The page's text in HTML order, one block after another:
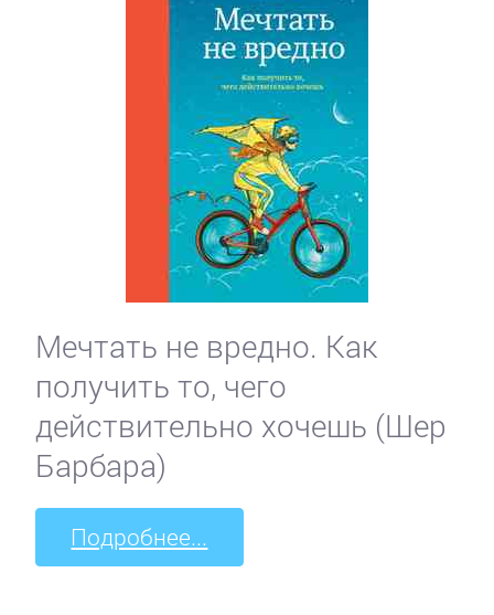
Мечтать не вредно. Как
получить то, чего
действительно хочешь (Шер
Барбара)
Подробнее...